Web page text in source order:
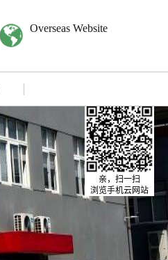
Overseas Website
亲，扫一扫
浏览手机云网站